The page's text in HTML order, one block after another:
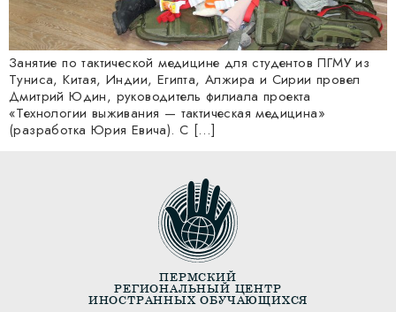
Занятие по тактической медицине для студентов ПГМУ из
Туниса, Китая, Индии, Египта, Алжира и Сирии провел
Дмитрий Юдин, руководитель филиала проекта
«Технологии выживания — тактическая медицина»
(разработка Юрия Евича). С […]
ПЕРМСКИЙ
РЕГИОНАЛЬНЫЙ ЦЕНТР
ИНОСТРАННЫХ ОБУЧАЮЩИХСЯ